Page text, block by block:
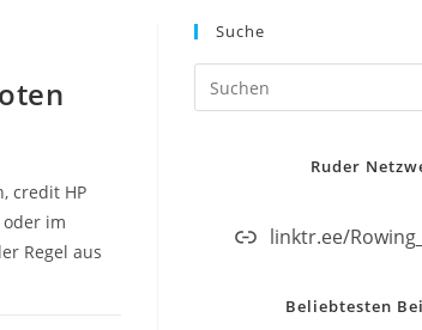
credit HP
oder im
Regel aus
Suche
Ruder
linktr.ee/
Beliebtesten